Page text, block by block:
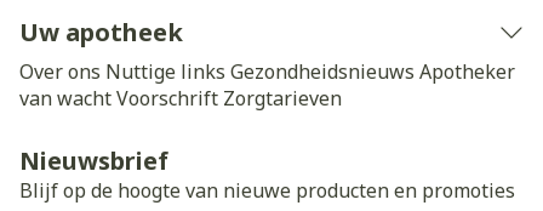
Uw apotheek
Over ons Nuttige links Gezondheidsnieuws Apotheker
van wachtVoorschrift Zorgtarieven
Nieuwsbrief
Blijf op de hoogte van nieuwe producten en promoties